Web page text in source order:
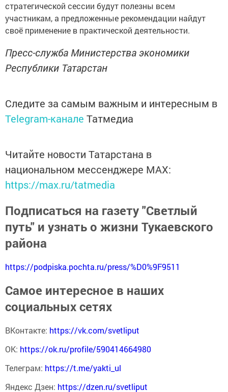
стратегической сессии будут полезны всем
участникам, а предложенные рекомендации найдут
своё применение в практической деятельности.
Пресс-служба Министерства экономики
Республики Татарстан
Следите за самым важным и интересным в
Telegram-канале Татмедиа
Читайте новости Татарстана в
национальном мессенджере MАХ:
https://max.ru/tatmedia
Подписаться на газету "Светлый
путь" и узнать о жизни Тукаевского
района
https://podpiska.pochta.ru/press/%D0%9F9511
Самое интересное в наших
социальных сетях
ВКонтакте: https://vk.com/svetliput
ОК: https://ok.ru/profile/590414664980
Телеграм: https://t.me/yakti_ul
Яндекс Дзен: https://dzen.ru/svetliput